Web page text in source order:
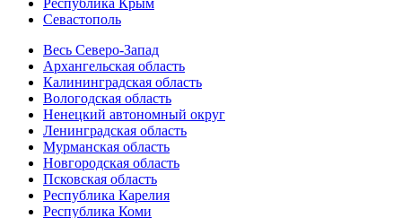
Республика Крым
Севастополь
Весь Северо-Запад
Архангельская область
Калининградская область
Вологодская область
Ненецкий автономный округ
Ленинградская область
Мурманская область
Новгородская область
Псковская область
Республика Карелия
Республика Коми